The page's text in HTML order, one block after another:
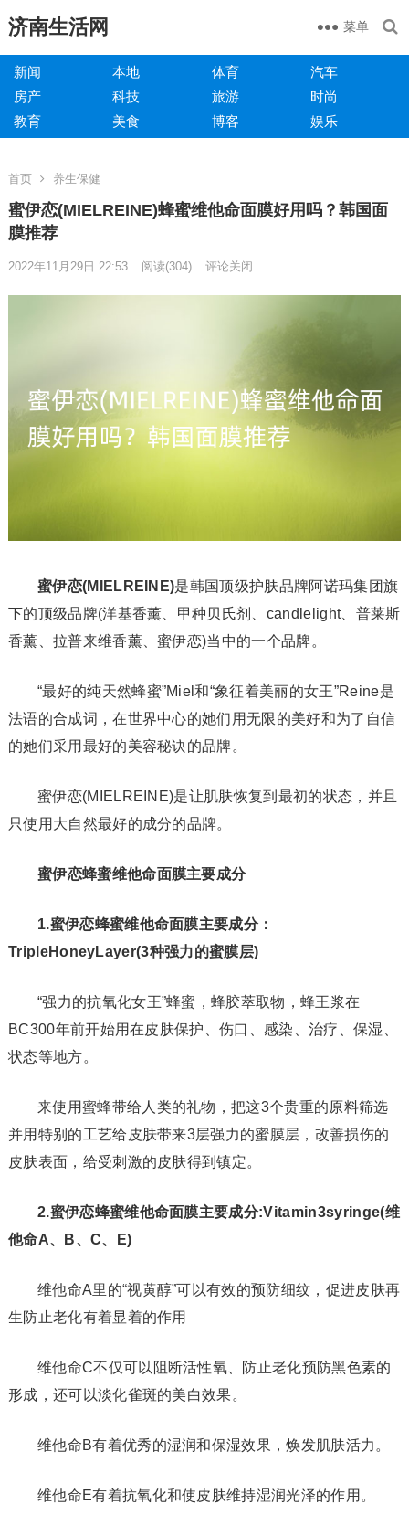
济南生活网 菜单
新闻 本地 体育
汽车
房产
科技 旅游
时尚
教育
美食 博客 娱乐
首页 养生保健
蜜伊恋(MIELREINE)蜂蜜维他命面膜好用吗？韩国面
膜推荐
2022年11月29日 22:53 阅读(304) 评论关闭
蜜伊恋(MIELREINE)是韩国顶级护肤品牌阿诺玛集团旗
下的顶级品牌(洋基香薰、甲种贝氏剂、candlelight、普莱斯
香薰、拉普来维香薰、蜜伊恋)当中的一个品牌。
“最好的纯天然蜂蜜”Miel和“象征着美丽的女王”Reine是
法语的合成词，在世界中心的她们用无限的美好和为了自信
的她们采用最好的美容秘诀的品牌。
蜜伊恋(MIELREINE)是让肌肤恢复到最初的状态，并且
只使用大自然最好的成分的品牌。
蜜伊恋蜂蜜维他命面膜主要成分
1.蜜伊恋蜂蜜维他命面膜主要成分：
TripleHoneyLayer(3种强力的蜜膜层)
“强力的抗氧化女王”蜂蜜，蜂胶萃取物，蜂王浆在
BC300年前开始用在皮肤保护、伤口、感染、治疗、保湿、
状态等地方。
来使用蜜蜂带给人类的礼物，把这3个贵重的原料筛选
并用特别的工艺给皮肤带来3层强力的蜜膜层，改善损伤的
皮肤表面，给受刺激的皮肤得到镇定。
2.蜜伊恋蜂蜜维他命面膜主要成分:Vitamin3syringe(维
他命A、B、C、E)
维他命A里的“视黄醇”可以有效的预防细纹，促进皮肤再
生防止老化有着显着的作用
维他命C不仅可以阻断活性氧、防止老化预防黑色素的
形成，还可以淡化雀斑的美白效果。
维他命B有着优秀的湿润和保湿效果，焕发肌肤活力。
维他命E有着抗氧化和使皮肤维持湿润光泽的作用。